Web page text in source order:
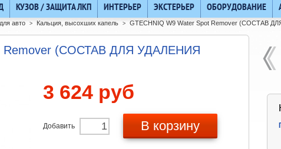
КУЗОВ / ЗАЩИТА ЛКП ИНТЕРЬЕР ЭКСТЕРЬЕР ОБОРУДОВАНИЕ
авто > Кальция, высохших капель >
GTECHNIQ W9 Water Spot Remover
Remover (СОСТАВ ДЛЯ УДАЛЕНИЯ
3 624 руб
Добавить В корзину